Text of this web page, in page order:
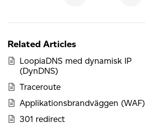
Related Articles
LoopiaDNS med dynamisk IP
(DynDNS)
Traceroute
Applikationsbrandväggen (WAF)
301 redirect